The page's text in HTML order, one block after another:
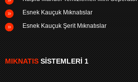
Esnek Kauçuk Mıknatıslar
Esnek Kauçuk Şerit Mıknatıslar
MIKNATISSISTEMLERI 1